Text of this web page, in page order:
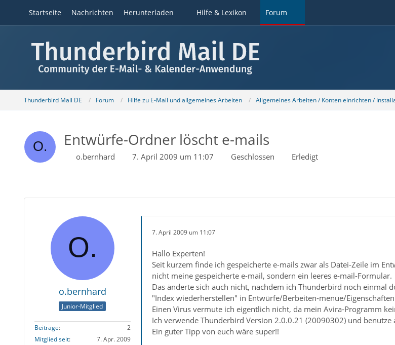
Startseite Nachrichten Herunterladen Hilfe & Lexikon Forum
Thunderbird Mail DE Forum Hilfe zu E-Mail und allgemeines Arbeiten Allgemeines Arbeiten / Konten einrichten /
Entwürfe-Ordner löscht e-mails
o.bernhard 7. April 2009 um 11:07 Geschlossen Erledigt
o.bernhard
Junior-Mitglied
Beiträge
2
Mitglied seit
7. Apr. 2009
7. April 2009 um 11:07
Hallo Experten!
Seit kurzem finde ich gespeicherte e-mails zwar als Datei-Zeile im
nicht meine gespeicherte e-mail, sondern ein leeres e-mail-Formular.
Das änderte sich auch nicht, nachdem ich Thunderbird noch
"Index wiederherstellen" in Entwürfe/Berbeiten-menue/
Einen Virus vermute ich eigentlich nicht, da mein Avira-Programm
Ich verwende Thunderbird Version 2.0.0.21 (20090302) und
Ein guter Tipp von euch wäre super!!